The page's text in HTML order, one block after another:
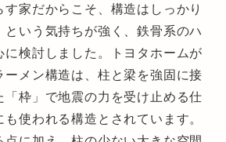
家だからこそ、構造はしっかり
という気持ちが強く、鉄骨系のハ
に検討しました。トヨタホームが
ーメン構造は、柱と梁を強固に接
「枠」で地震の力を受け止める仕
使われる構造とされています。